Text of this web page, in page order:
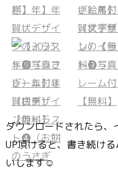
ダウンロードされたら、
UP頂けると、書き続け
いします☺